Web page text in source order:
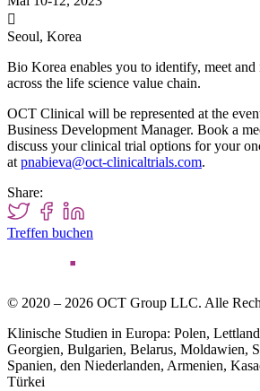

Seoul, Korea
Bio Korea enables you to identify, meet
across the life science value chain.
OCT Clinical will be represented at the
Business Development Manager. Book a
discuss your clinical trial options for your
at pnabieva@oct-clinicaltrials.com.
Share:
Treffen buchen
© 2020 – 2026 OCT Group LLC. Alle
Klinische Studien in Europa: Polen,
Georgien, Bulgarien, Belarus, Moldawien,
Spanien, den Niederlanden, Armenien,
Türkei